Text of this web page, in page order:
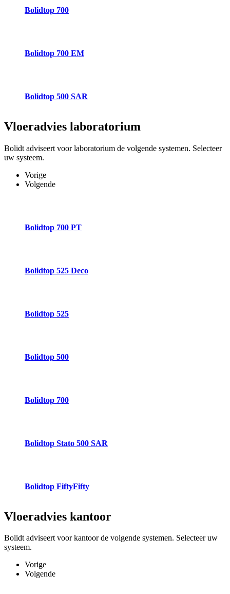
Bolidtop 700
Bolidtop 700 EM
Bolidtop 500 SAR
Vloeradvies laboratorium
Bolidt adviseert voor laboratorium de volgende systemen. Selecteer
uw systeem.
Vorige
Volgende
Bolidtop 700 PT
Bolidtop 525 Deco
Bolidtop 525
Bolidtop 500
Bolidtop 700
Bolidtop Stato 500 SAR
Bolidtop FiftyFifty
Vloeradvies kantoor
Bolidt adviseert voor kantoor de volgende systemen. Selecteer uw
systeem.
Vorige
Volgende